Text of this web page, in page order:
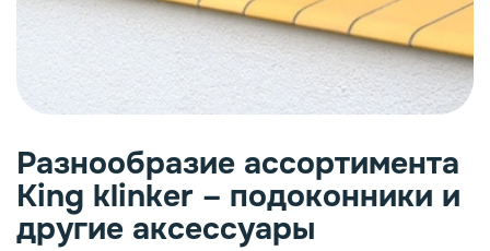
Разнообразие ассортимента
King klinker – подоконники и
другие аксессуары